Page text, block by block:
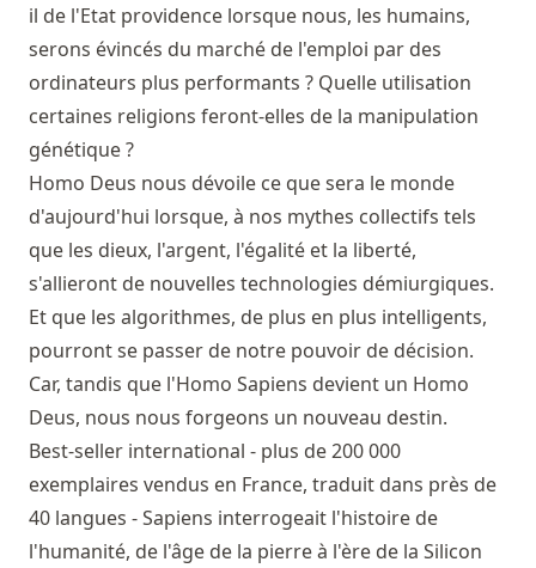
il de l'Etat providence lorsque nous, les humains,
serons évincés du marché de l'emploi par des
ordinateurs plus performants ? Quelle utilisation
certaines religions feront-elles de la manipulation
génétique ?
Homo Deus nous dévoile ce que sera le monde
d'aujourd'hui lorsque, à nos mythes collectifs tels
que les dieux, l'argent, l'égalité et la liberté,
s'allieront de nouvelles technologies démiurgiques.
Et que les algorithmes, de plus en plus intelligents,
pourront se passer de notre pouvoir de décision.
Car, tandis que l'Homo Sapiens devient un Homo
Deus, nous nous forgeons un nouveau destin.
Best-seller international - plus de 200 000
exemplaires vendus en France, traduit dans près de
40 langues - Sapiens interrogeait l'histoire de
l'humanité, de l'âge de la pierre à l'ère de la Silicon